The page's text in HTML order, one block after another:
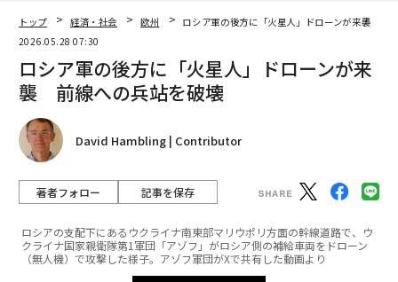
トップ 経済・社会 欧州
ロシア軍の後方に「火星人」ドローンが来襲 前
2026.05.28 07:30
ロシア軍の後方に「火星人」ドローンが来
襲 前線への兵站を破壊
David Hambling | Contributor
著者フォロー 記事を保存
ロシアの支配下にあるウクライナ南東部マリウポリ方面の幹線道路で、ウ
クライナ国家親衛隊第1軍団「アゾフ」がロシア側の補給車両をドローン
（無人機）で攻撃した様子。アゾフ軍団がXで共有した動画より